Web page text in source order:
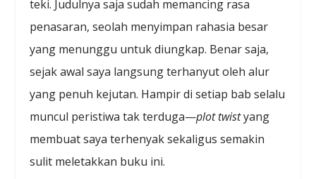
teki. Judulnya saja sudah memancing rasa
penasaran, seolah menyimpan rahasia besar
yang menunggu untuk diungkap. Benar saja,
sejak awal saya langsung terhanyut oleh alur
yang penuh kejutan. Hampir di setiap bab selalu
muncul peristiwa tak terduga—plot twistyang
membuat saya terhenyak sekaligus semakin
sulit meletakkan buku ini.